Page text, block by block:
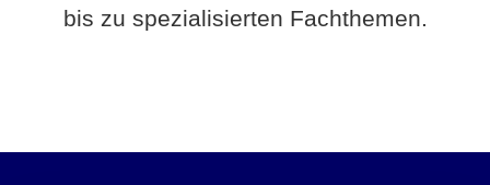
bis zu spezialisierten Fachthemen.